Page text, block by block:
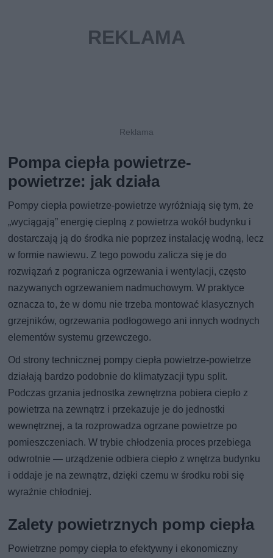
Pompa ciepła powietrze-
powietrze: jak działa
Pompy ciepła powietrze-powietrze wyróżniają się tym, że
„wyciągają” energię cieplną z powietrza wokół budynku i
dostarczają ją do środka nie poprzez instalację wodną, lecz
w formie nawiewu. Z tego powodu zalicza się je do
rozwiązań z pogranicza ogrzewania i wentylacji, często
nazywanych ogrzewaniem nadmuchowym. W praktyce
oznacza to, że w domu nie trzeba montować klasycznych
grzejników, ogrzewania podłogowego ani innych wodnych
elementów systemu grzewczego.
Od strony technicznej pompy ciepła powietrze-powietrze
działają bardzo podobnie do klimatyzacji typu split.
Podczas grzania jednostka zewnętrzna pobiera ciepło z
powietrza na zewnątrz i przekazuje je do jednostki
wewnętrznej, a ta rozprowadza ogrzane powietrze po
pomieszczeniach. W trybie chłodzenia proces przebiega
odwrotnie — urządzenie odbiera ciepło z wnętrza budynku
i oddaje je na zewnątrz, dzięki czemu w środku robi się
wyraźnie chłodniej.
Zalety powietrznych pomp ciepła
Powietrzne pompy ciepła to efektywny i ekonomiczny